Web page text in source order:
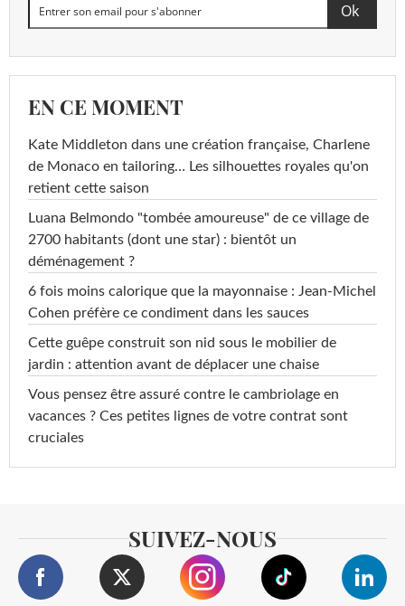
EN CE MOMENT
Kate Middleton dans une création française, Charlene
de Monaco en tailoring… Les silhouettes royales qu'on
retient cette saison
Luana Belmondo "tombée amoureuse" de ce village de
2700 habitants (dont une star) : bientôt un
déménagement ?
6 fois moins calorique que la mayonnaise : Jean-Michel
Cohen préfère ce condiment dans les sauces
Cette guêpe construit son nid sous le mobilier de
jardin : attention avant de déplacer une chaise
Vous pensez être assuré contre le cambriolage en
vacances ? Ces petites lignes de votre contrat sont
cruciales
SUIVEZ-NOUS